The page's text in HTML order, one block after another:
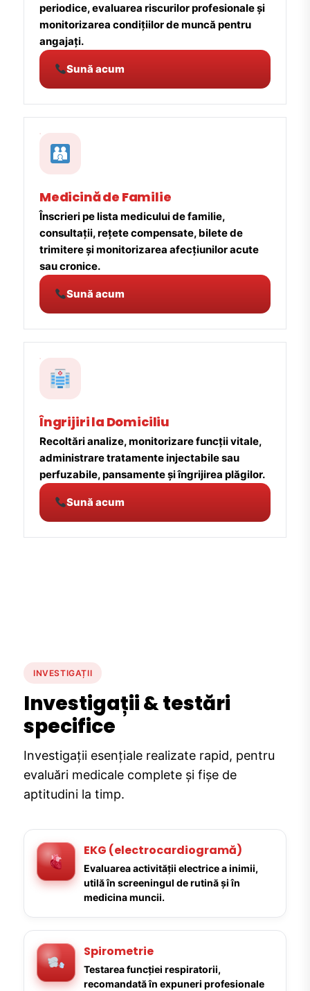
periodice, evaluarea riscurilor profesionale și
monitorizarea condițiilor de muncă pentru
angajați.
Sună acum
Medicină de Familie
Înscrieri pe lista medicului de familie,
consultații, rețete compensate, bilete de
trimitere și monitorizarea afecțiunilor acute
sau cronice.
Sună acum
Îngrijiri la Domiciliu
Recoltări analize, monitorizare funcții vitale,
administrare tratamente injectabile sau
perfuzabile, pansamente și îngrijirea plăgilor.
Sună acum
INVESTIGAȚII
Investigații & testări
specifice
Investigații esențiale realizate rapid, pentru
evaluări medicale complete și fișe de
aptitudini la timp.
EKG (electrocardiogramă)
Evaluarea activității electrice a inimii,
utilă în screeningul de rutină și în
medicina muncii.
Spirometrie
Testarea funcției respiratorii,
recomandată în expuneri profesionale